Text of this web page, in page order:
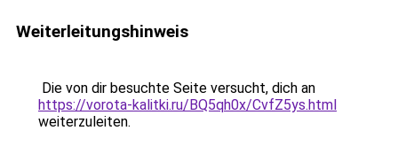
Weiterleitungshinweis
Die von dir besuchte Seite versucht, dich an
https://vorota-kalitki.ru/BQ5qh0x/CvfZ5ys.html
weiterzuleiten.